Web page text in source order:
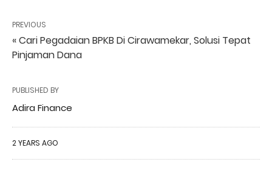
PREVIOUS
« Cari Pegadaian BPKB Di Cirawamekar, Solusi Tepat
Pinjaman Dana
PUBLISHED BY
Adira Finance
2 YEARS AGO